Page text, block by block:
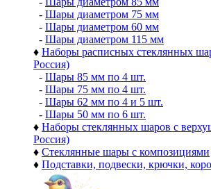
- Шары диаметром 75 мм
- Шары диаметром 60 мм
- Шары диаметром 115 мм
♦ Наборы расписных стеклянных
Россия)
- Шары 85 мм по 4 шт.
- Шары 75 мм по 4 шт.
- Шары 62 мм по 4 и 5 шт.
- Шары 50 мм по 6 шт.
♦ Наборы стеклянных шаров с
Россия)
♦ Стеклянные шары с композициями
♦ Подставки, подвески, крючки,